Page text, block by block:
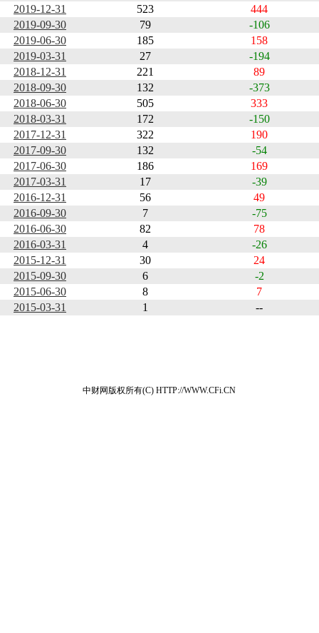
2019-12-31
523
444
2019-09-30
79
-106
2019-06-30
185
158
2019-03-31
27
-194
2018-12-31
221
89
2018-09-30
132
-373
2018-06-30
505
333
2018-03-31
172
-150
2017-12-31
322
190
2017-09-30
132
-54
2017-06-30
186
169
2017-03-31
17
-39
2016-12-31
56
49
2016-09-30
7
-75
2016-06-30
82
78
2016-03-31
4
-26
2015-12-31
30
24
2015-09-30
6
-2
2015-06-30
8
7
2015-03-31
1 --
中财网版权所有(C) HTTP://WWW.CFi.CN